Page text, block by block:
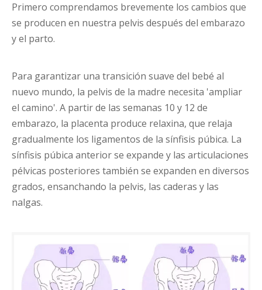
Primero comprendamos brevemente los cambios que
se producen en nuestra pelvis después del embarazo
y el parto.
Para garantizar una transición suave del bebé al
nuevo mundo, la pelvis de la madre necesita 'ampliar
el camino'. A partir de las semanas 10 y 12 de
embarazo, la placenta produce relaxina, que relaja
gradualmente los ligamentos de la sínfisis púbica. La
sínfisis púbica anterior se expande y las articulaciones
pélvicas posteriores también se expanden en diversos
grados, ensanchando la pelvis, las caderas y las
nalgas.